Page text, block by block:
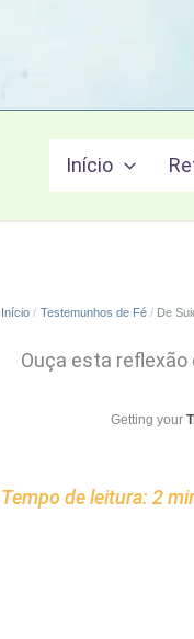
Início
Início Testemunhos de Fé De
Ouça esta
Getting your
Tempo de leitura: 2